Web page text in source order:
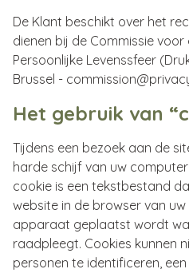
De Klant beschikt over het
dienen bij de Commissie
Persoonlijke Levenssfeer
Brussel -
Het gebruik van
Tijdens een bezoek aan de
harde schijf van uw
cookie is een tekstbestand
website in de browser van
apparaat geplaatst wordt
raadpleegt. Cookies kunnen
personen te identificeren,